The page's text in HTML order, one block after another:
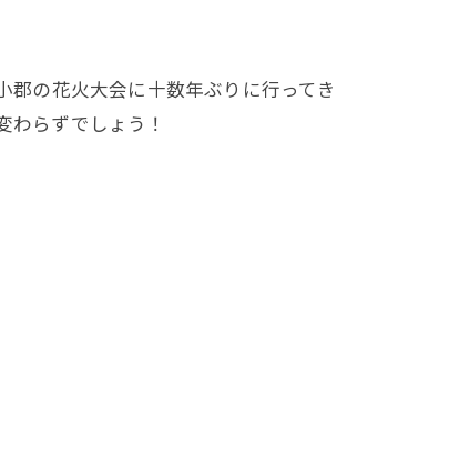
の花火大会に十数年ぶりに行ってき
らずでしょう！